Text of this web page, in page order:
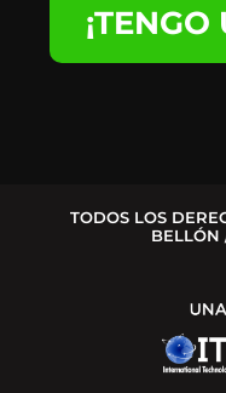
TODOS LOS
BELLÓN